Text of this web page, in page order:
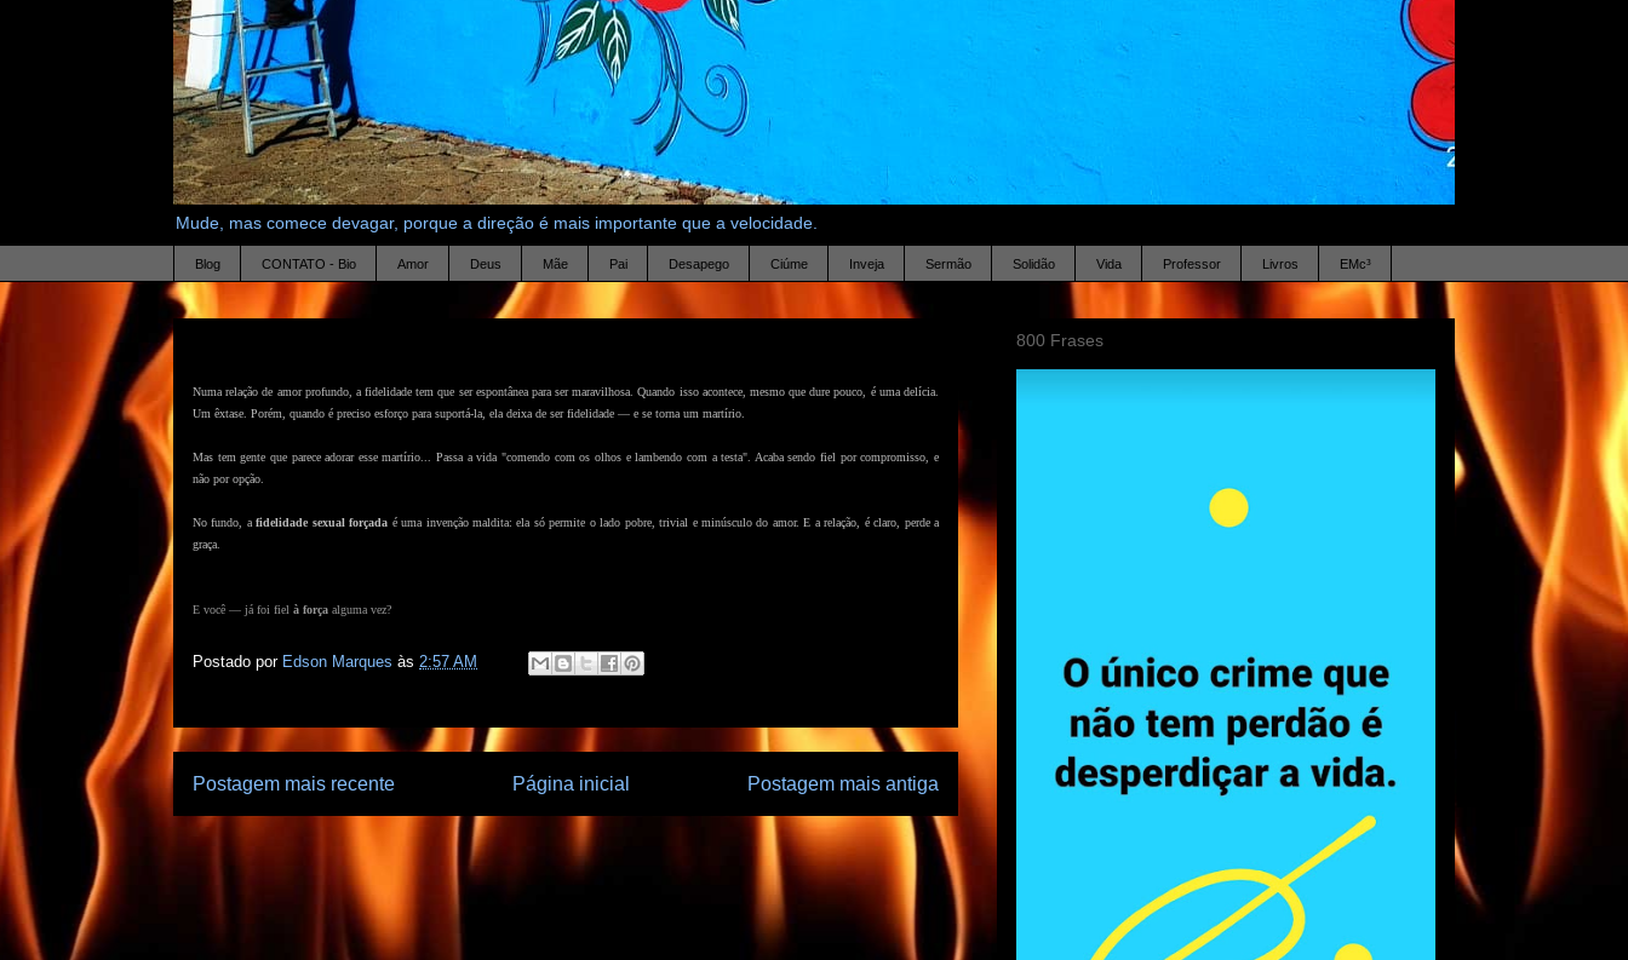
Mude, mas comece devagar, porque a direção é mais importante que a velocidade.
Blog CONTATO - Bio Amor Deus Mãe Pai Desapego Ciúme Inveja Sermão Solidão Vida Professor Livros EMc³
Numa relação de amor profundo, a fidelidade tem que ser espontânea para ser maravilhosa. Quando isso acontece, mesmo que dure pouco, é uma delícia.
Um êxtase. Porém, quando é preciso esforço para suportá-la, ela deixa de ser fidelidade — e se torna um martírio.
Mas tem gente que parece adorar esse martírio... Passa a vida "comendo com os olhos e lambendo com a testa". Acaba sendo fiel por compromisso, e
não por opção.
No fundo, afidelidade sexual forçada é uma invenção maldita: ela só permite o lado pobre, trivial e minúsculo do amor. E a relação, é claro, perde a
graça.
E você — já foi fiel à força alguma vez?
Postado por Edson Marques às 2:57 AM
Postagem mais recente Postagem mais antiga
Página inicial
800 Frases